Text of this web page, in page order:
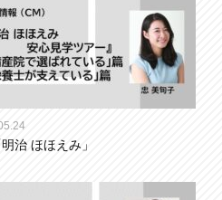
治 ほほえみ」